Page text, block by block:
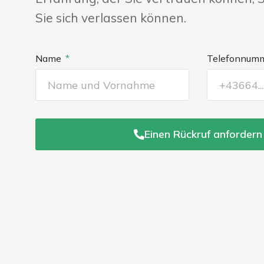
Sie sich verlassen können.
Name
Einen Rückruf anfordern